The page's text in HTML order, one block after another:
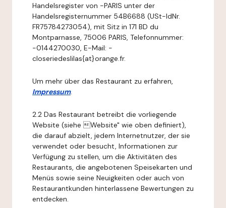
Handelsregister von -PARIS unter der
Handelsregisternummer 54B6688 (USt-IdNr.
FR75784273054), mit Sitz in 171 BD du
Montparnasse, 75006 PARIS, Telefonnummer:
-0144270030, E-Mail: -
closeriedeslilas{at}orange.fr.
Um mehr über das Restaurant zu erfahren,
Impressum.
2.2 Das Restaurant betreibt die vorliegende
Website (siehe Website" wie oben definiert),
die darauf abzielt, jedem Internetnutzer, der sie
verwendet oder besucht, Informationen zur
Verfügung zu stellen, um die Aktivitäten des
Restaurants, die angebotenen Speisekarten und
Menüs sowie seine Neuigkeiten oder auch von
Restaurantkunden hinterlassene Bewertungen zu
entdecken.